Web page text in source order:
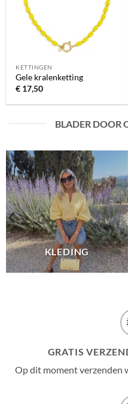
KETTINGEN
Gele kralenketting
€ 17,50
BLADER DOOR
KLEDING
GRATIS
Op dit moment verzenden